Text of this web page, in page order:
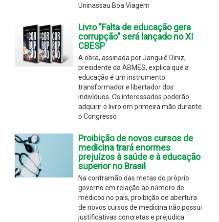
Uninassau Boa Viagem
Livro "Falta de educação gera
corrupção" será lançado no XI
CBESP
A obra, assinada por Janguiê Diniz,
presidente da ABMES, explica que a
educação é um instrumento
transformador e libertador dos
indivíduos. Os interessados poderão
adquirir o livro em primeira mão durante
o Congresso
Proibição de novos cursos de
medicina trará enormes
prejuízos à saúde e à educação
superior no Brasil
Na contramão das metas do próprio
governo em relação ao número de
médicos no país, proibição de abertura
de novos cursos de medicina não possui
justificativas concretas e prejudica